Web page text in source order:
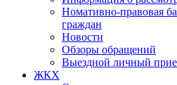
Номативно-правовая
граждан
Новости
Обзоры обращений
Выездной личный
ЖКХ